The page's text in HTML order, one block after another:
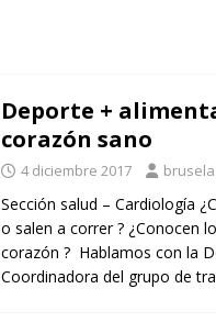
Deporte +
corazón sano
4 diciembre 2017
Sección salud – Cardiología
o salen a correr ? ¿Conocen
corazón ? Hablamos con la
Coordinadora del grupo de